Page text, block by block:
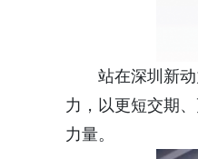
站在深圳新
力，以更短交期
力量。